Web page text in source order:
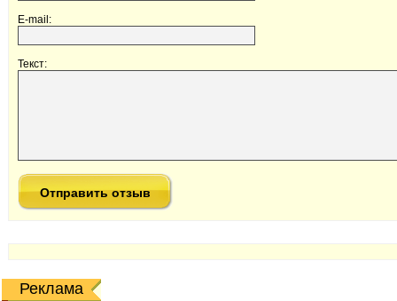
E-mail:
Текст:
Реклама